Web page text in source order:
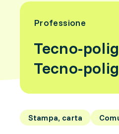
Professione
Tecno-
Tecno-
Stampa, carta